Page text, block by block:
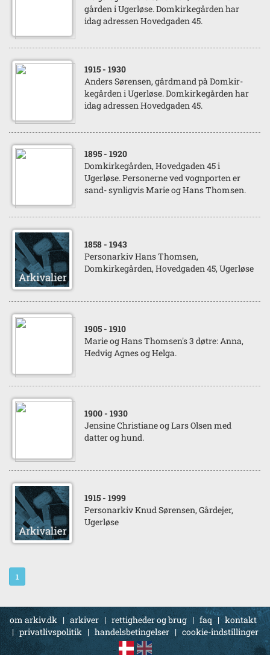
gården i Ugerløse. Domkirkegården har
idag adressen Hovedgaden 45.
1915 - 1930
Anders Sørensen, gårdmand på Domkir-
kegården i Ugerløse. Domkirkegården har
idag adressen Hovedgaden 45.
1895 - 1920
Domkirkegården, Hovedgaden 45 i
Ugerløse. Personerne ved vognporten er
sand- synligvis Marie og Hans Thomsen.
1858 - 1943
Personarkiv Hans Thomsen,
Domkirkegården, Hovedgaden 45, Ugerløse
1905 - 1910
Marie og Hans Thomsen's 3 døtre: Anna,
Hedvig Agnes og Helga.
1900 - 1930
Jensine Christiane og Lars Olsen med
datter og hund.
1915 - 1999
Personarkiv Knud Sørensen, Gårdejer,
Ugerløse
1
om arkiv.dk | arkiver | rettigheder og brug | faq | kontakt
|privatlivspolitik | handelsbetingelser | cookie-indstillinger